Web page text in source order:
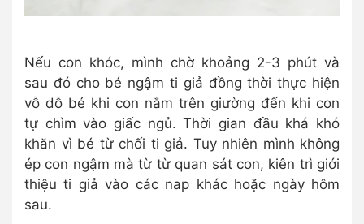
Nếu con khóc, mình chờ khoảng 2-3 phút và
sau đó cho bé ngậm ti giả đồng thời thực hiện
vỗ dỗ bé khi con nằm trên giường đến khi con
tự chìm vào giấc ngủ. Thời gian đầu khá khó
khăn vì bé từ chối ti giả. Tuy nhiên mình không
ép con ngậm mà từ từ quan sát con, kiên trì giới
thiệu ti giả vào các nap khác hoặc ngày hôm
sau.